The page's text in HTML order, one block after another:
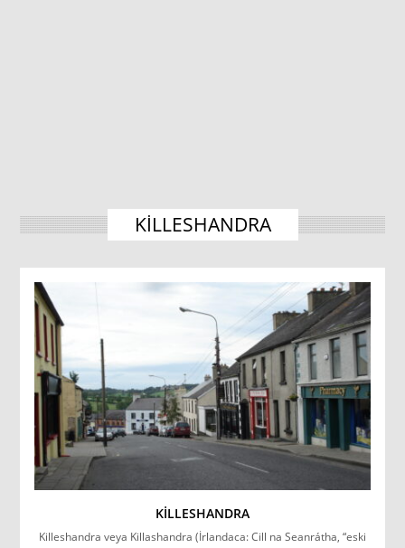
KILLESHANDRA
KILLESHANDRA
Killeshandra veya Killashandra (İrlandaca: Cill na Seanrátha, “eski